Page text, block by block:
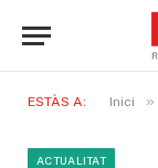
ESTÀS A: Inici »
ACTUALITAT